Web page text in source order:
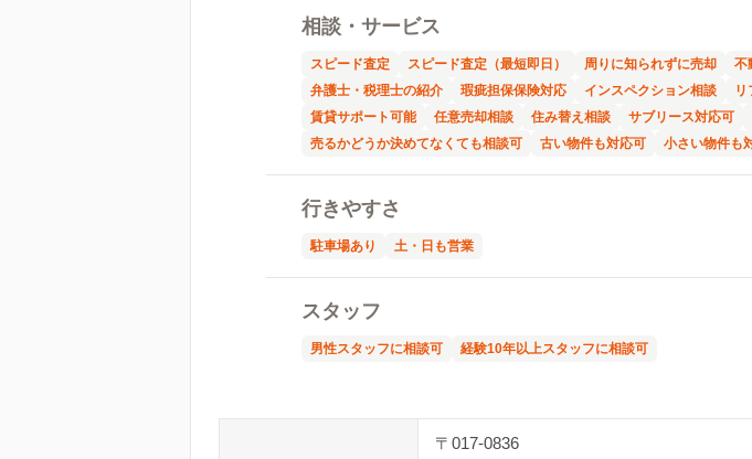
相談・サービス
スピード査定 スピード査定（最短即日） 周りに知られずに売却 不
弁護士・税理士の紹介
瑕疵担保保険対応 インスペクション相談 リ
賃貸サポート可能
任意売却相談 住み替え相談 サブリース対応可
売るかどうか決めてなくても相談可
古い物件も対応可 小さい物件も
行きやすさ
駐車場あり 土・日も営業
スタッフ
男性スタッフに相談可 経験10年以上スタッフに相談可
〒017-0836